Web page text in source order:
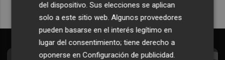
del dispositivo. Sus elecciones se aplican
solo a este sitio web. Algunos proveedores
pueden basarse en el interés legítimo en
lugar del consentimiento; tiene derecho a
oponerse enConfiguración de publicidad.